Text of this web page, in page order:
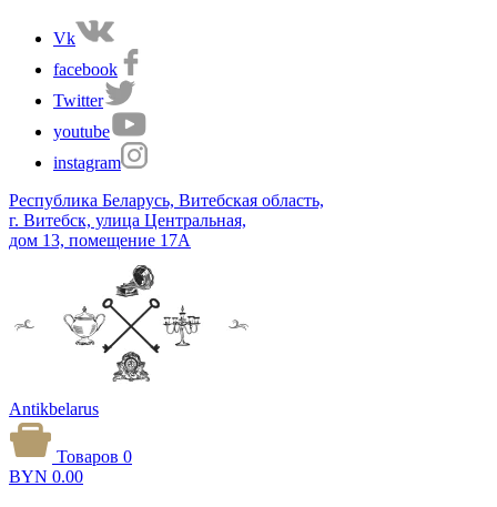
Vk
facebook
Twitter
youtube
instagram
Республика Беларусь, Витебская область,
г. Витебск, улица Центральная,
дом 13, помещение 17А
Antikbelarus
Товаров 0
BYN 0.00